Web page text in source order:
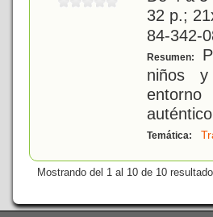
32 p.;
84-342-
Resumen:
niños
Temática:
Mostrando del 1 al 10 de 10